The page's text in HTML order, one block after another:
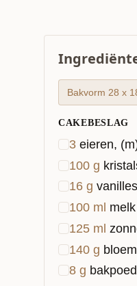
Bakvorm 28 x
CAKEBESLAG
3 eieren,
100 g
16 g
100 ml melk
125 ml
140 g
8 g